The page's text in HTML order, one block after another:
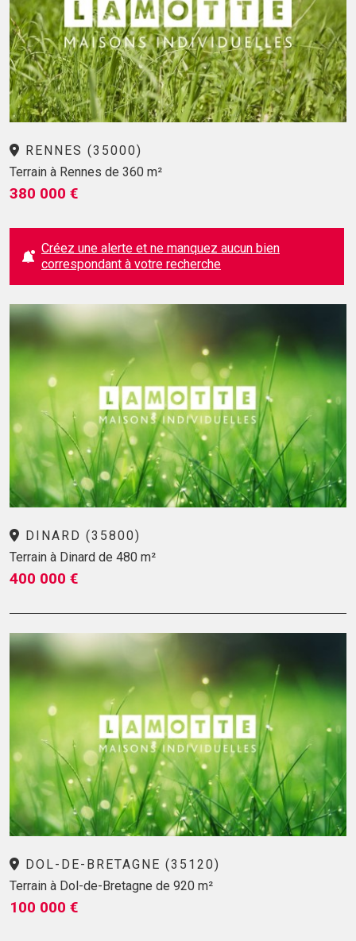
RENNES (35000)
Terrain à Rennes de 360 m²
380 000 €
Créez une alerte et ne manquez aucun bien
correspondant à votre recherche
DINARD (35800)
Terrain à Dinard de 480 m²
400 000 €
DOL-DE-BRETAGNE (35120)
Terrain à Dol-de-Bretagne de 920 m²
100 000 €